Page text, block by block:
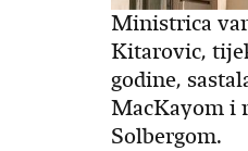
Ministrica
Kitarovic,
godine,
MacKayom i
Solbergom.